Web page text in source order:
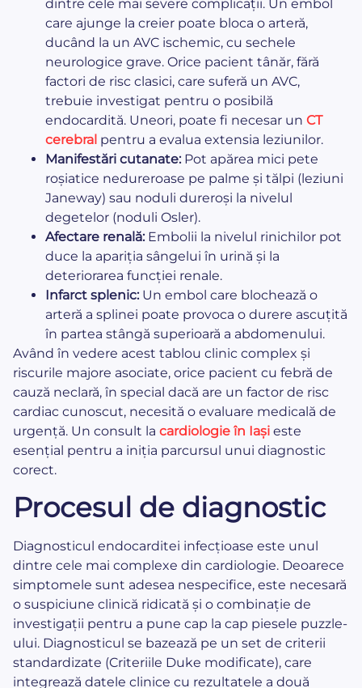
dintre cele mai severe complicații. Un embol
care ajunge la creier poate bloca o arteră,
ducând la un AVC ischemic, cu sechele
neurologice grave. Orice pacient tânăr, fără
factori de risc clasici, care suferă un AVC,
trebuie investigat pentru o posibilă
endocardită. Uneori, poate fi necesar un CT
cerebral pentru a evalua extensia leziunilor.
Manifestări cutanate:Pot apărea mici pete
roșiatice nedureroase pe palme și tălpi (leziuni
Janeway) sau noduli dureroși la nivelul
degetelor (noduli Osler).
Afectare renală:Embolii la nivelul rinichilor pot
duce la apariția sângelui în urină și la
deteriorarea funcției renale.
Infarct splenic:Un embol care blochează o
arteră a splinei poate provoca o durere ascuțită
în partea stângă superioară a abdomenului.
Având în vedere acest tablou clinic complex și
riscurile majore asociate, orice pacient cu febră de
cauză neclară, în special dacă are un factor de risc
cardiac cunoscut, necesită o evaluare medicală de
urgență. Un consult la cardiologie în Iași este
esențial pentru a iniția parcursul unui diagnostic
corect.
Procesul de diagnostic
Diagnosticul endocarditei infecțioase este unul
dintre cele mai complexe din cardiologie. Deoarece
simptomele sunt adesea nespecifice, este necesară
o suspiciune clinică ridicată și o combinație de
investigații pentru a pune cap la cap piesele puzzle-
ului. Diagnosticul se bazează pe un set de criterii
standardizate (Criteriile Duke modificate), care
integrează datele clinice cu rezultatele a două